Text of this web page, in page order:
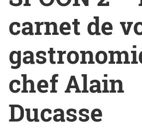
carnet de
chef Alain
Ducasse